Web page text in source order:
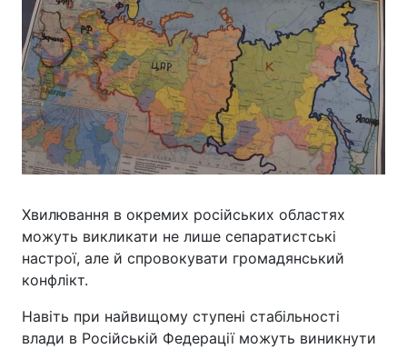
Хвилювання в окремих російських областях
можуть викликати не лише сепаратистські
настрої, але й спровокувати громадянський
конфлікт.
Навіть при найвищому ступені стабільності
влади в Російській Федерації можуть виникнути